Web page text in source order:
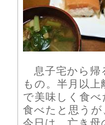
息子宅から帰
もの。半月以
で美味しく食
食べたと思う